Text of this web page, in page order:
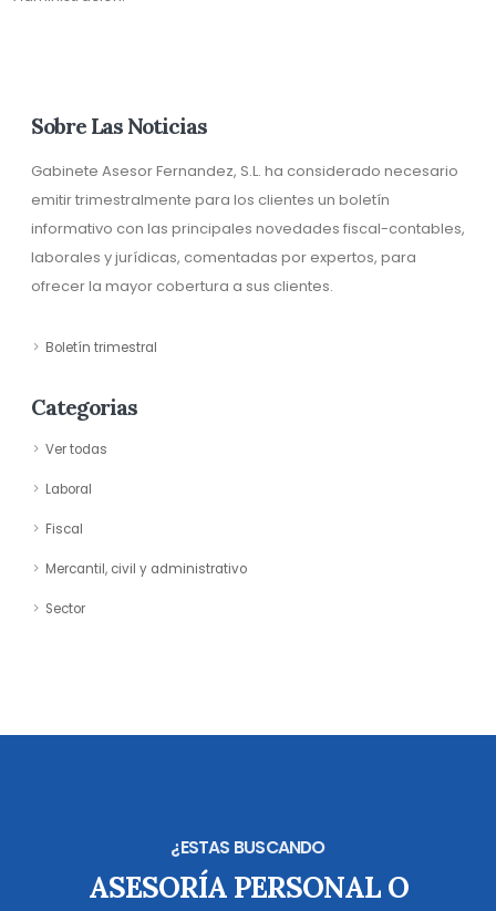
Sobre Las Noticias
Gabinete Asesor Fernandez, S.L. ha considerado necesario
emitir trimestralmente para los clientes un boletín
informativo con las principales novedades fiscal-contables,
laborales y jurídicas, comentadas por expertos, para
ofrecer la mayor cobertura a sus clientes.
Boletín trimestral
Categorias
Ver todas
Laboral
Fiscal
Mercantil, civil y administrativo
Sector
¿ESTAS BUSCANDO
ASESORÍA PERSONAL O